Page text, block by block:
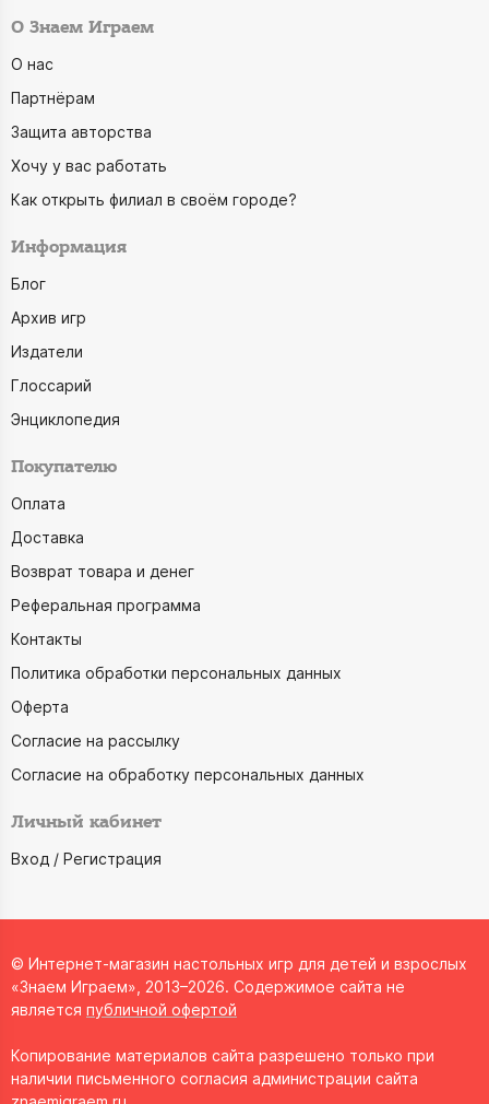
О Знаем Играем
О нас
Партнёрам
Защита авторства
Хочу у вас работать
Как открыть филиал в своём городе?
Информация
Блог
Архив игр
Издатели
Глоссарий
Энциклопедия
Покупателю
Оплата
Доставка
Возврат товара и денег
Реферальная программа
Контакты
Политика обработки персональных данных
Оферта
Согласие на рассылку
Согласие на обработку персональных данных
Личный кабинет
Вход / Регистрация
© Интернет-магазин настольных игр для детей и взрослых
«Знаем Играем», 2013–2026. Содержимое сайта не
является публичной офертой
Копирование материалов сайта разрешено только при
наличии письменного согласия администрации сайта